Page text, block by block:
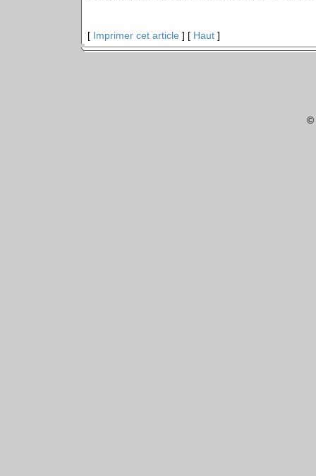
[ Imprimer cet article ] [ Haut ]
©